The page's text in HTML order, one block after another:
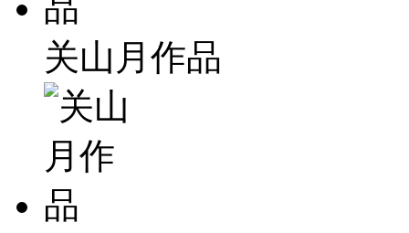
关山月作品